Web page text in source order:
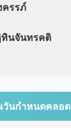
ครรภ์
ทินจันทรคติ
นกำหนดคลอด